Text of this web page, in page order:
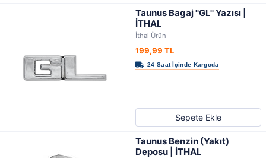
Taunus Bagaj ''GL'' Yazısı |
İTHAL
İthal Ürün
199,99 TL
Sepete Ekle
Taunus Benzin (Yakıt)
Deposu | İTHAL